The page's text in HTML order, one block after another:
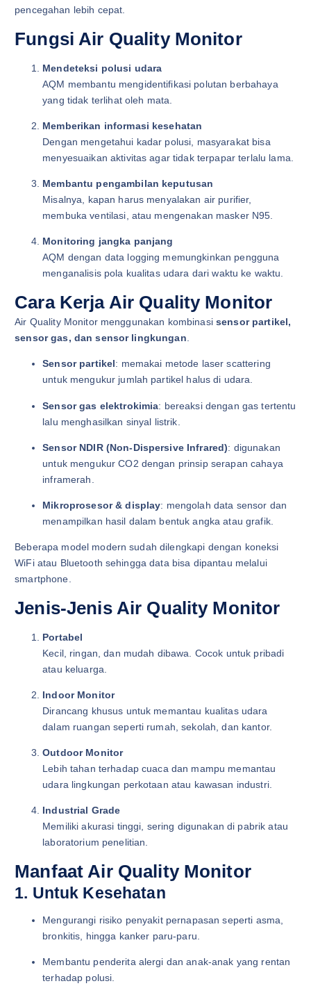
pencegahan lebih cepat.
Fungsi Air Quality Monitor
Mendeteksi polusi udara
AQM membantu mengidentifikasi polutan berbahaya
yang tidak terlihat oleh mata.
Memberikan informasi kesehatan
Dengan mengetahui kadar polusi, masyarakat bisa
menyesuaikan aktivitas agar tidak terpapar terlalu lama.
Membantu pengambilan keputusan
Misalnya, kapan harus menyalakan air purifier,
membuka ventilasi, atau mengenakan masker N95.
Monitoring jangka panjang
AQM dengan data logging memungkinkan pengguna
menganalisis pola kualitas udara dari waktu ke waktu.
Cara Kerja Air Quality Monitor
Air Quality Monitor menggunakan kombinasisensor partikel,
sensor gas, dan sensor lingkungan.
Sensor partikel: memakai metode laser scattering
untuk mengukur jumlah partikel halus di udara.
Sensor gas elektrokimia: bereaksi dengan gas tertentu
lalu menghasilkan sinyal listrik.
Sensor NDIR (Non-Dispersive Infrared): digunakan
untuk mengukur CO2 dengan prinsip serapan cahaya
inframerah.
Mikroprosesor & display: mengolah data sensor dan
menampilkan hasil dalam bentuk angka atau grafik.
Beberapa model modern sudah dilengkapi dengan koneksi
WiFi atau Bluetooth sehingga data bisa dipantau melalui
smartphone.
Jenis-Jenis Air Quality Monitor
Portabel
Kecil, ringan, dan mudah dibawa. Cocok untuk pribadi
atau keluarga.
Indoor Monitor
Dirancang khusus untuk memantau kualitas udara
dalam ruangan seperti rumah, sekolah, dan kantor.
Outdoor Monitor
Lebih tahan terhadap cuaca dan mampu memantau
udara lingkungan perkotaan atau kawasan industri.
Industrial Grade
Memiliki akurasi tinggi, sering digunakan di pabrik atau
laboratorium penelitian.
Manfaat Air Quality Monitor
1. Untuk Kesehatan
Mengurangi risiko penyakit pernapasan seperti asma,
bronkitis, hingga kanker paru-paru.
Membantu penderita alergi dan anak-anak yang rentan
terhadap polusi.